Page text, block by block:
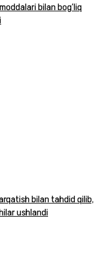
bilan bog‘liq
bilan tahdid qilib,
ushlandi